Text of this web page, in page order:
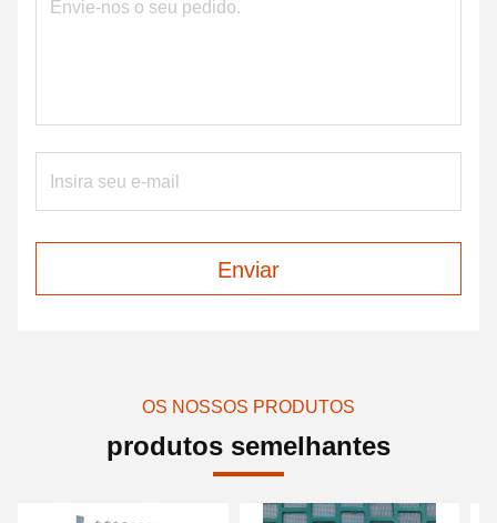
Enviar
OS NOSSOS PRODUTOS
produtos semelhantes